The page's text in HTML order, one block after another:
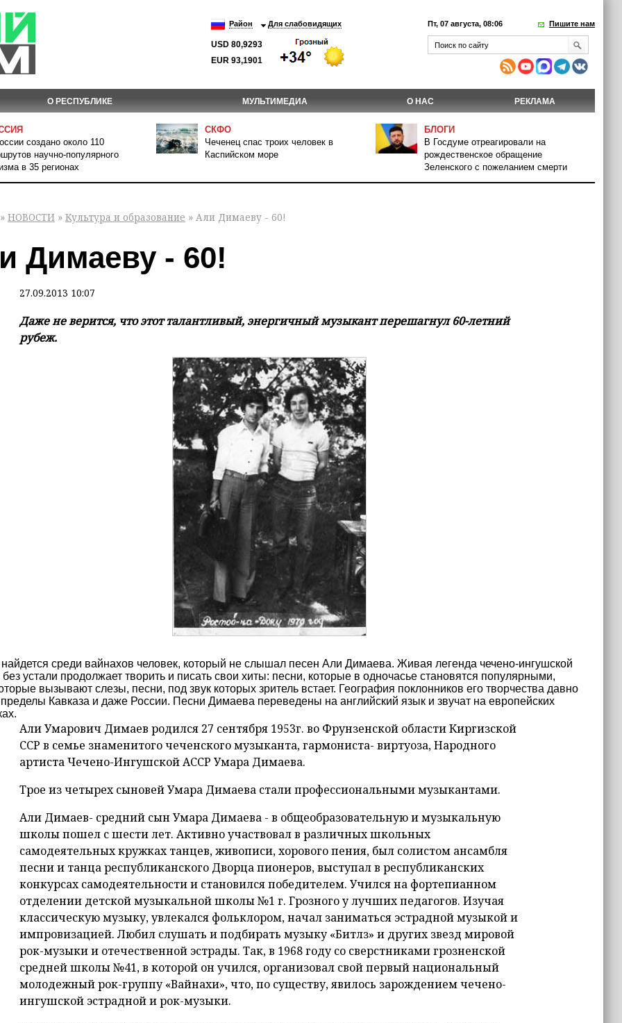
Район Для слабовидящих
USD 80,9293
EUR 93,1901
Пт, 07 августа, 08:06 Пишите нам
О РЕСПУБЛИКЕ МУЛЬТИМЕДИА О НАС РЕКЛАМА
создано около 110
научно-популярного
в 35 регионах
СКФО
Чеченец спас троих человек в
Каспийском море
БЛОГИ
В Госдуме отреагировали на
рождественское обращение
Зеленского с пожеланием смерти
» НОВОСТИ » Культура и образование » Али Димаеву - 60!
Димаеву - 60!
27.09.2013 10:07
Даже не верится, что этот талантливый, энергичный музыкант перешагнул 60-летний
рубеж.
среди вайнахов человек, который не слышал песен Али Димаева. Живая легенда чечено-ингушской
устали продолжает творить и писать свои хиты: песни, которые в одночасье становятся популярными,
вызывают слезы, песни, под звук которых зритель встает. География поклонников его творчества давно
Кавказа и даже России. Песни Димаева переведены на английский язык и звучат на европейских
Али Умарович Димаев родился 27 сентября 1953г. во Фрунзенской области Киргизской
ССР в семье знаменитого чеченского музыканта, гармониста- виртуоза, Народного
артиста Чечено-Ингушской АССР Умара Димаева.
Трое из четырех сыновей Умара Димаева стали профессиональными музыкантами.
Али Димаев- средний сын Умара Димаева - в общеобразовательную и музыкальную
школы пошел с шести лет. Активно участвовал в различных школьных
самодеятельных кружках танцев, живописи, хорового пения, был солистом ансамбля
песни и танца республиканского Дворца пионеров, выступал в республиканских
конкурсах самодеятельности и становился победителем. Учился на фортепианном
отделении детской музыкальной школы №1 г. Грозного у лучших педагогов. Изучая
классическую музыку, увлекался фольклором, начал заниматься эстрадной музыкой и
импровизацией. Любил слушать и подбирать музыку «Битлз» и других звезд мировой
рок-музыки и отечественной эстрады. Так, в 1968 году со сверстниками грозненской
средней школы №41, в которой он учился, организовал свой первый национальный
молодежный рок-группу «Вайнахи», что, по существу, явилось зарождением чечено-
ингушской эстрадной и рок-музыки.